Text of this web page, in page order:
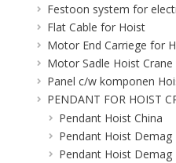
Festoon system for
Flat Cable for Hoist
Motor End Carriege for
Motor Sadle Hoist Crane
Panel c/w komponen
PENDANT FOR HOIST
Pendant Hoist China
Pendant Hoist Demag
Pendant Hoist Demag